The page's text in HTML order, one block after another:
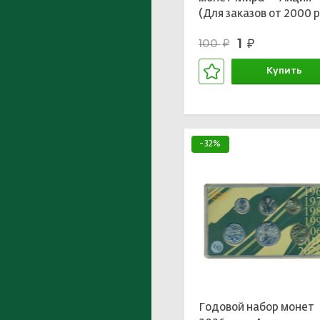
(Для заказов от 2000
100руб. 1 руб.
Купить
-32%
Годовой набор монет